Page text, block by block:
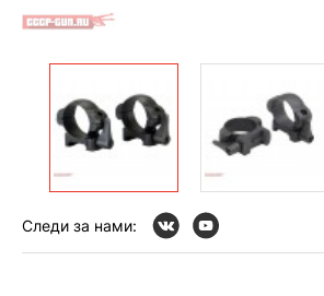
Следи за нами: